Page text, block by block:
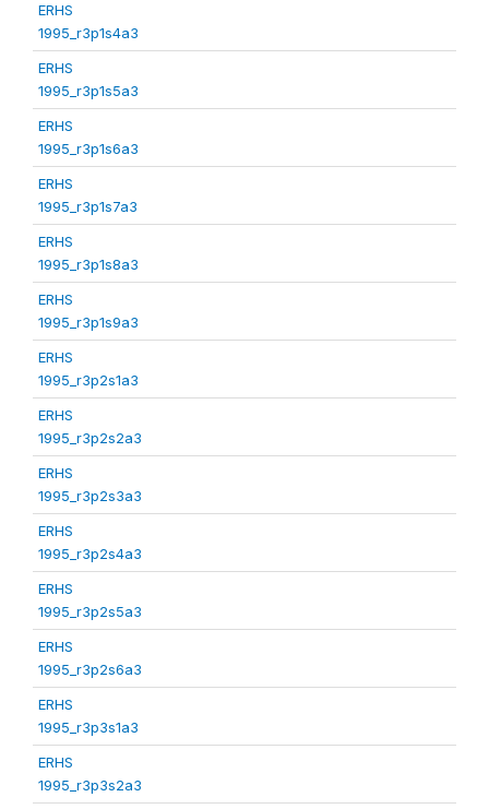
ERHS
1995_r3p1s4a3
ERHS
1995_r3p1s5a3
ERHS
1995_r3p1s6a3
ERHS
1995_r3p1s7a3
ERHS
1995_r3p1s8a3
ERHS
1995_r3p1s9a3
ERHS
1995_r3p2s1a3
ERHS
1995_r3p2s2a3
ERHS
1995_r3p2s3a3
ERHS
1995_r3p2s4a3
ERHS
1995_r3p2s5a3
ERHS
1995_r3p2s6a3
ERHS
1995_r3p3s1a3
ERHS
1995_r3p3s2a3